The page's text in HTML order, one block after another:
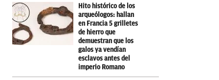
Hito histórico de los
arqueólogos: hallan
en Francia 5 grilletes
de hierro que
demuestran que los
galos ya vendían
esclavos antes del
imperio Romano